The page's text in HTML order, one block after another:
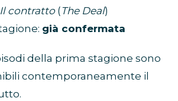
Il contratto( The Deal)
già confermata
della prima stagione sono
contemporaneamente il